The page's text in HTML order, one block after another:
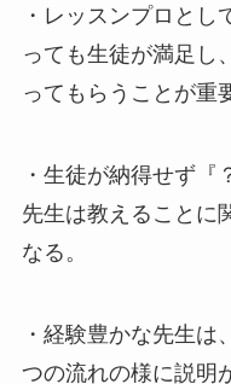
・レッスンプロとし
っても生徒が満足し
ってもらうことが重
・生徒が納得せず
先生は教えることに
なる。
・経験豊かな先生は
つの流れの様に説明